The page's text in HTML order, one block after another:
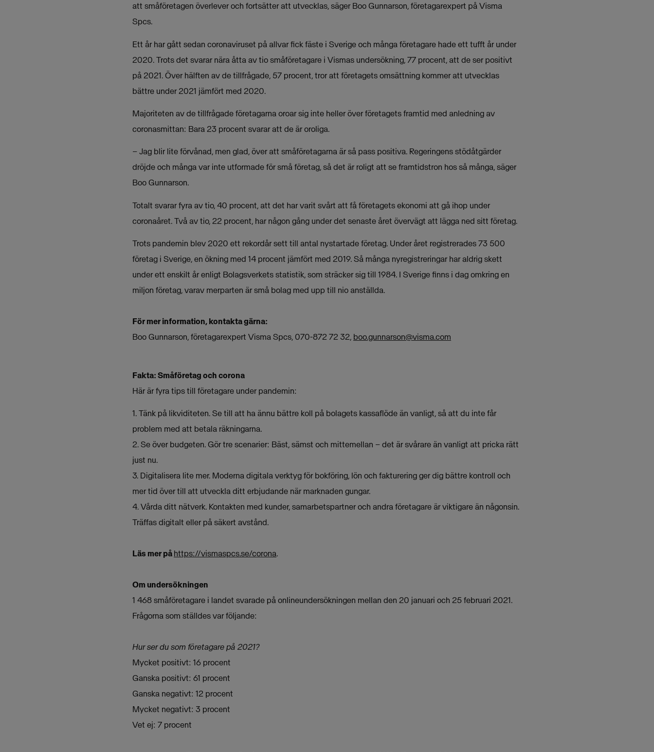
att småföretagen överlever och fortsätter att utvecklas, säger Boo Gunnarson, företagarexpert på Visma
Spcs.
Ett år har gått sedan coronaviruset på allvar fick fäste i Sverige och många företagare hade ett tufft år under
2020. Trots det svarar nära åtta av tio småföretagare i Vismas undersökning, 77 procent, att de ser positivt
på 2021. Över hälften av de tillfrågade, 57 procent, tror att företagets omsättning kommer att utvecklas
bättre under 2021 jämfört med 2020.
Majoriteten av de tillfrågade företagarna oroar sig inte heller över företagets framtid med anledning av
coronasmittan: Bara 23 procent svarar att de är oroliga.
– Jag blir lite förvånad, men glad, över att småföretagarna är så pass positiva. Regeringens stödåtgärder
dröjde och många var inte utformade för små företag, så det är roligt att se framtidstron hos så många, säger
Boo Gunnarson.
Totalt svarar fyra av tio, 40 procent, att det har varit svårt att få företagets ekonomi att gå ihop under
coronaåret. Två av tio, 22 procent, har någon gång under det senaste året övervägt att lägga ned sitt företag.
Trots pandemin blev 2020 ett rekordår sett till antal nystartade företag. Under året registrerades 73 500
företag i Sverige, en ökning med 14 procent jämfört med 2019. Så många nyregistreringar har aldrig skett
under ett enskilt år enligt Bolagsverkets statistik, som sträcker sig till 1984. I Sverige finns i dag omkring en
miljon företag, varav merparten är små bolag med upp till nio anställda.
För mer information, kontakta gärna:
Boo Gunnarson, företagarexpert Visma Spcs, 070-872 72 32, boo.gunnarson@visma.com
Fakta: Småföretag och corona
Här är fyra tips till företagare under pandemin:
1. Tänk på likviditeten. Se till att ha ännu bättre koll på bolagets kassaflöde än vanligt, så att du inte får
problem med att betala räkningarna.
2. Se över budgeten. Gör tre scenarier: Bäst, sämst och mittemellan – det är svårare än vanligt att pricka rätt
just nu.
3. Digitalisera lite mer. Moderna digitala verktyg för bokföring, lön och fakturering ger dig bättre kontroll och
mer tid över till att utveckla ditt erbjudande när marknaden gungar.
4. Vårda ditt nätverk. Kontakten med kunder, samarbetspartner och andra företagare är viktigare än någonsin.
Träffas digitalt eller på säkert avstånd.
Läs mer påhttps://vismaspcs.se/corona.
Om undersökningen
1 468 småföretagare i landet svarade på onlineundersökningen mellan den 20 januari och 25 februari 2021.
Frågorna som ställdes var följande:
Hur ser du som företagare på 2021?
Mycket positivt: 16 procent
Ganska positivt: 61 procent
Ganska negativt: 12 procent
Mycket negativt: 3 procent
Vet ej: 7 procent